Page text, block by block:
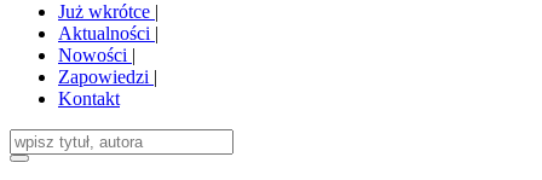
Już wkrótce |
Aktualności |
Nowości |
Zapowiedzi |
Kontakt